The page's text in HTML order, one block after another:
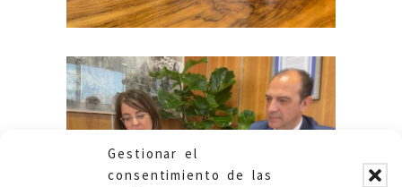
Gestionar el
consentimiento de las